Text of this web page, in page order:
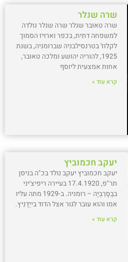
שרה שנלר
שרה טאובר שנלר שרה שנלר נולדה
למשפחה דתית, בכפר וארויז הסמוך
לקלוז' בטרנסילבניה שברומניה, בשנת
1925, להוריה יהושע ומלכה טאובר,
אחות אמצעית ליוסף
קרא עוד »
יעקב חכמוביץ
יעקב חכמוביץ יעקב נולד בכ"ה בניסן
תר"פ, 17.4.1920 בעיירה ריפיצ'יני
בבֶּסָרַבְּיָה – רומניה. ב-1929 מתה עליו
אמו והוא עובר לגור אצל הדוד בייֶדֶנִיץ.
קרא עוד »